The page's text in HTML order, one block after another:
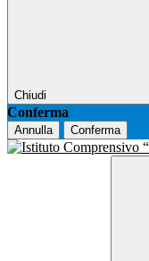
Chiudi
Conferma
Annulla Conferma